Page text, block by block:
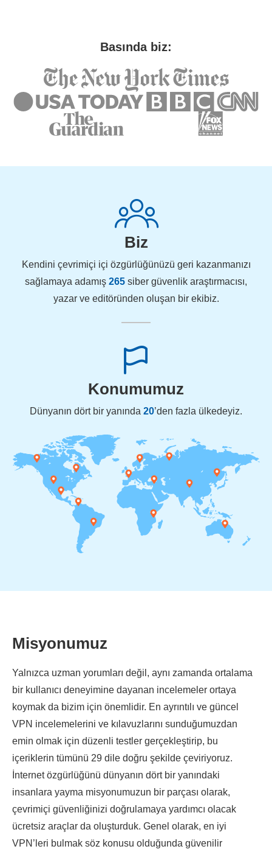
Basında biz:
Biz
Kendini çevrimiçi içi özgürlüğünüzü geri kazanmanızı
sağlamaya adamış 265 siber güvenlik araştırmacısı,
yazar ve editöründen oluşan bir ekibiz.
Konumumuz
Dünyanın dört bir yanında 20’den fazla ülkedeyiz.
Misyonumuz
Yalnızca uzman yorumları değil, aynı zamanda ortalama
bir kullanıcı deneyimine dayanan incelemeler ortaya
koymak da bizim için önemlidir. En ayrıntılı ve güncel
VPN incelemelerini ve kılavuzlarını sunduğumuzdan
emin olmak için düzenli testler gerçekleştirip, bu
içeriklerin tümünü 29 dile doğru şekilde çeviriyoruz.
İnternet özgürlüğünü dünyanın dört bir yanındaki
insanlara yayma misyonumuzun bir parçası olarak,
çevrimiçi güvenliğinizi doğrulamaya yardımcı olacak
ücretsiz araçlar da oluşturduk. Genel olarak, en iyi
VPN’leri bulmak söz konusu olduğunda güvenilir